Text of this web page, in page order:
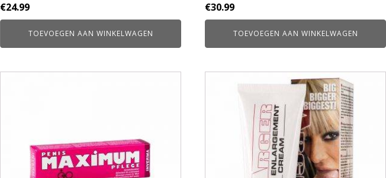
€24.99
TOEVOEGEN AAN WINKELWAGEN
€30.99
TOEVOEGEN AAN WINKELWAGEN